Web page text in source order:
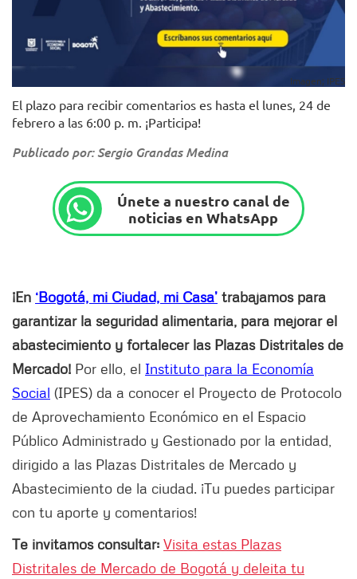
Imagen; IPES
El plazo para recibir comentarios es hasta el lunes, 24 de
febrero a las 6:00 p. m. ¡Participa!
Publicado por: Sergio Grandas Medina
Únete a nuestro canal de
noticias en WhatsApp
¡En ‘Bogotá, mi Ciudad, mi Casa’ trabajamos para
garantizar la seguridad alimentaria, para mejorar el
abastecimiento y fortalecer las Plazas Distritales de
Mercado! Por ello, el Instituto para la Economía
Social (IPES) da a conocer el Proyecto de Protocolo
de Aprovechamiento Económico en el Espacio
Público Administrado y Gestionado por la entidad,
dirigido a las Plazas Distritales de Mercado y
Abastecimiento de la ciudad. ¡Tu puedes participar
con tu aporte y comentarios!
Te invitamos consultar: Visita estas Plazas
Distritales de Mercado de Bogotá y deleita tu